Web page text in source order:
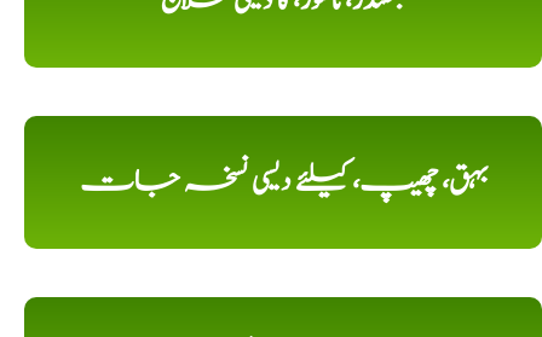
بہق، چھیپ، کیلئے دیسی نسخہ جات